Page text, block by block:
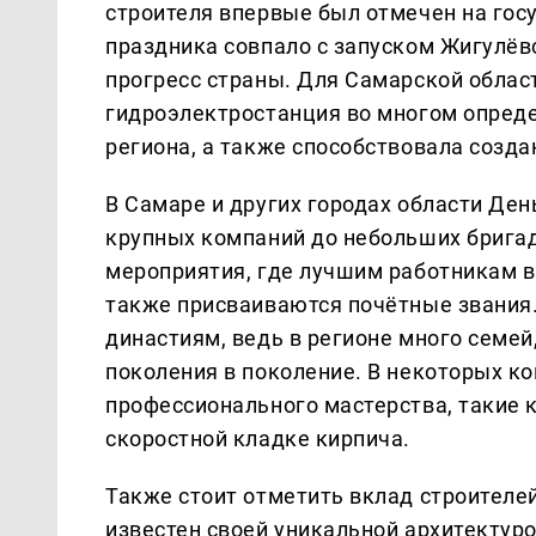
строителя впервые был отмечен на
праздника совпало с запуском
прогресс страны. Для Самарской
гидроэлектростанция во многом
региона, а также способствовала
В Самаре и других городах области
крупных компаний до небольших
мероприятия, где лучшим работникам
также присваиваются почётные
династиям, ведь в регионе много
поколения в поколение. В некоторых
профессионального мастерства,
скоростной кладке кирпича.
Также стоит отметить вклад
известен своей уникальной